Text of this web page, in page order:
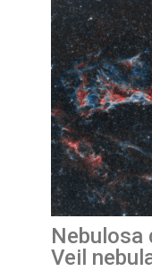
Nebulosa
Veil